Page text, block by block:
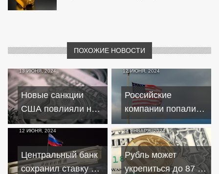
ПОХОЖИЕ НОВОСТИ
13 ИЮНЯ, 2024
Новые санкции
США повлияли на
курс евро и рубля
12 ИЮНЯ, 2024
Российские
компании попали
под санкции США:
Московская Биржа,
Гознак и НКЦ в
списке
12 ИЮНЯ, 2024
Центральный банк
сохранил ставку на
23 ЯНВАРЯ, 2024
Рубль может
укрепиться до 87 за